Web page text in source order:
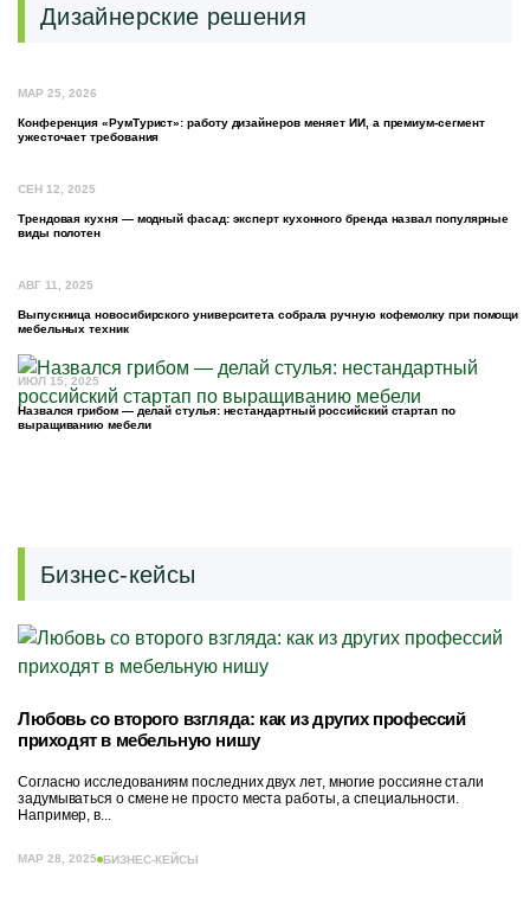
Дизайнерские решения
МАР 25, 2026
Конференция «РумТурист»: работу дизайнеров меняет ИИ, а премиум-сегмент
ужесточает требования
СЕН 12, 2025
Трендовая кухня — модный фасад: эксперт кухонного бренда назвал популярные
виды полотен
АВГ 11, 2025
Выпускница новосибирского университета собрала ручную кофемолку при помощи
мебельных техник
ИЮЛ 15, 2025
Назвался грибом — делай стулья: нестандартный российский стартап по
выращиванию мебели
Бизнес-кейсы
Любовь со второго взгляда: как из других профессий
приходят в мебельную нишу
Согласно исследованиям последних двух лет, многие россияне стали
задумываться о смене не просто места работы, а специальности.
Например, в...
МАР 28, 2025 БИЗНЕС-КЕЙСЫ